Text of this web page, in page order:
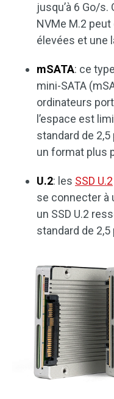
jusqu’à 6 Go/s.
NVMe M.2
élevées et une
mSATA: ce
mini-SATA
ordinateurs
l’espace est
standard de
un format plus
U.2: les SSD U.2
se connecter à
un SSD U.2
standard de 2,5